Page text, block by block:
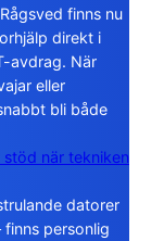
finns nu
direkt i
avdrag. När
eller
bli både
stöd när tekniken
datorer
personlig